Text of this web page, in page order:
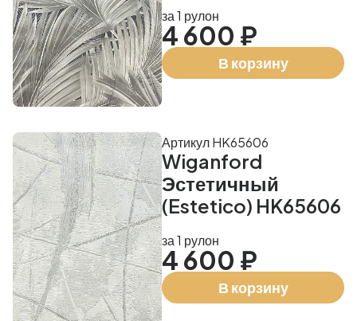
за 1 рулон
4 600 ₽
В корзину
Wiganford
Эстетичный
(Estetico) HK65606
Артикул HK65606
за 1 рулон
4 600 ₽
В корзину